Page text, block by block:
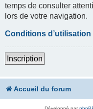
temps de consulter
lors de votre navigation.
Conditions d’utilisation
Inscription
Accueil du forum